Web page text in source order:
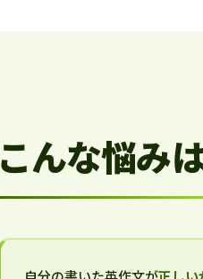
こんな悩み